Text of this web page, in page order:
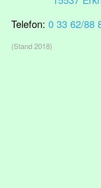
Telefon: 0 33 62/88
(Stand 2018)